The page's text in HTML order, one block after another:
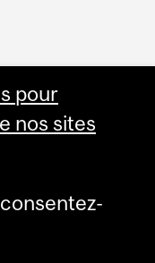
pour
nos sites